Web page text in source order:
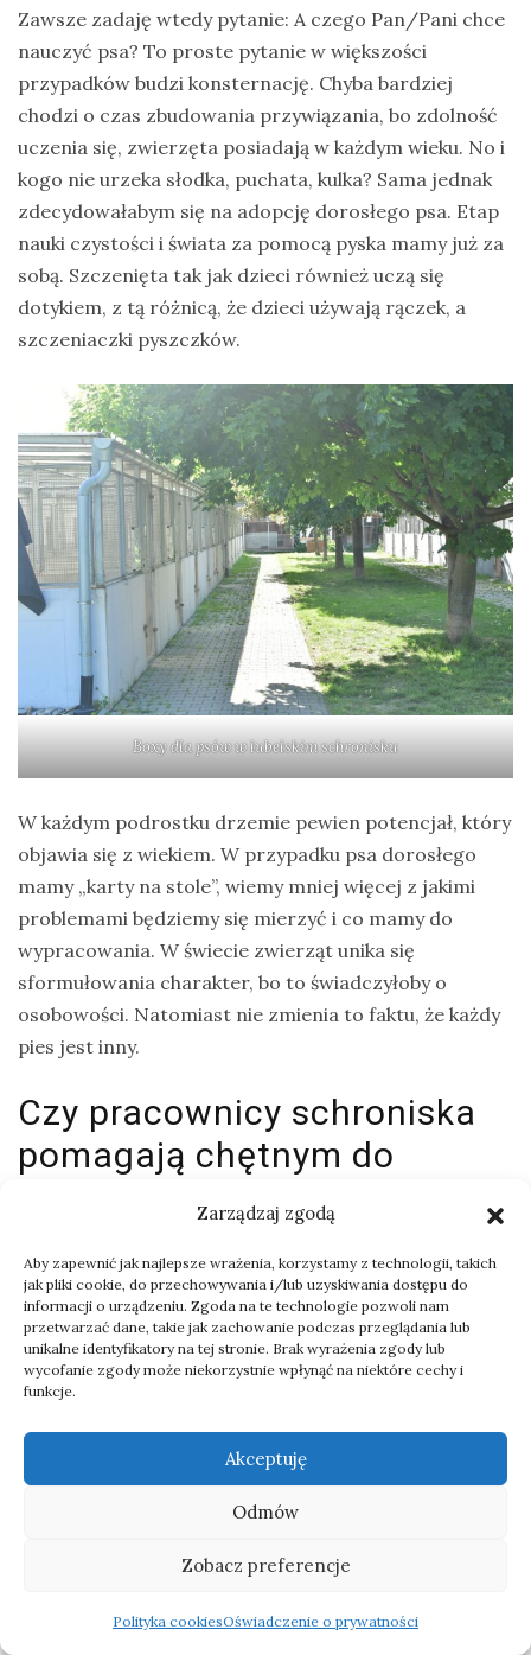
Zarządzaj zgodą
Aby zapewnić jak najlepsze wrażenia, korzystamy z technologii, takich
jak pliki cookie, do przechowywania i/lub uzyskiwania dostępu do
informacji o urządzeniu. Zgoda na te technologie pozwoli nam
przetwarzać dane, takie jak zachowanie podczas przeglądania lub
unikalne identyfikatory na tej stronie. Brak wyrażenia zgody lub
wycofanie zgody może niekorzystnie wpłynąć na niektóre cechy i
funkcje.
Akceptuję
Odmów
Zobacz preferencje
Polityka cookiesOświadczenie o prywatności
Zawsze zadaję wtedy pytanie: A czego Pan/Pani chce
nauczyć psa? To proste pytanie w większości
przypadków budzi konsternację. Chyba bardziej
chodzi o czas zbudowania przywiązania, bo zdolność
uczenia się, zwierzęta posiadają w każdym wieku. No i
kogo nie urzeka słodka, puchata, kulka? Sama jednak
zdecydowałabym się na adopcję dorosłego psa. Etap
nauki czystości i świata za pomocą pyska mamy już za
sobą. Szczenięta tak jak dzieci również uczą się
dotykiem, z tą różnicą, że dzieci używają rączek, a
szczeniaczki pyszczków.
Boxy dla psów w lubelskim schronisku
W każdym podrostku drzemie pewien potencjał, który
objawia się z wiekiem. W przypadku psa dorosłego
mamy „karty na stole”, wiemy mniej więcej z jakimi
problemami będziemy się mierzyć i co mamy do
wypracowania. W świecie zwierząt unika się
sformułowania charakter, bo to świadczyłoby o
osobowości. Natomiast nie zmienia to faktu, że każdy
pies jest inny.
Czy pracownicy schroniska
pomagają chętnym do
adopcji wybrać
sposób się to odbywa?
To trudne pytanie i zależy jak na nie spojrzeć.
Jesteśmy tam przede wszystkim dla zwierząt i to na
pewnością schronisko nie jest sklepem, w którym
można sobie po prostu wybrać psa i poprosić o
zapakowanie, bo i takie sytuacje się zdarzały.
Staramy się, aby z adopcji były zadowolone obie
widzimy, że adopcja psa, to niedobry pomysł, to po